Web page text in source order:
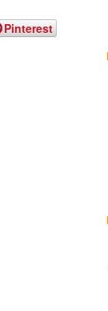
Pinterest